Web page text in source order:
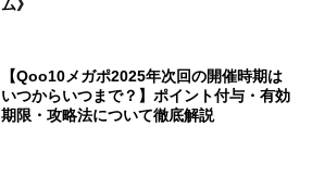
ム》
【Qoo10メガポ2025年次回の開催時期は
いつからいつまで？】ポイント付与・有効
期限・攻略法について徹底解説